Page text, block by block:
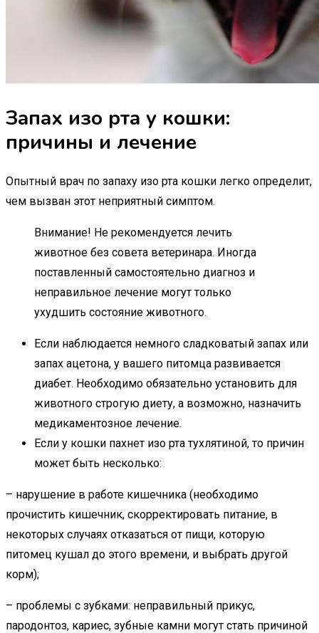
Запах изо рта у кошки:
причины и лечение
Опытный врач по запаху изо рта кошки легко определит,
чем вызван этот неприятный симптом.
Внимание! Не рекомендуется лечить
животное без совета ветеринара. Иногда
поставленный самостоятельно диагноз и
неправильное лечение могут только
ухудшить состояние животного.
Если наблюдается немного сладковатый запах или
запах ацетона, у вашего питомца развивается
диабет. Необходимо обязательно установить для
животного строгую диету, а возможно, назначить
медикаментозное лечение.
Если у кошки пахнет изо рта тухлятиной, то причин
может быть несколько:
– нарушение в работе кишечника (необходимо
прочистить кишечник, скорректировать питание, в
некоторых случаях отказаться от пищи, которую
питомец кушал до этого времени, и выбрать другой
корм);
– проблемы с зубками: неправильный прикус,
пародонтоз, кариес, зубные камни могут стать причиной